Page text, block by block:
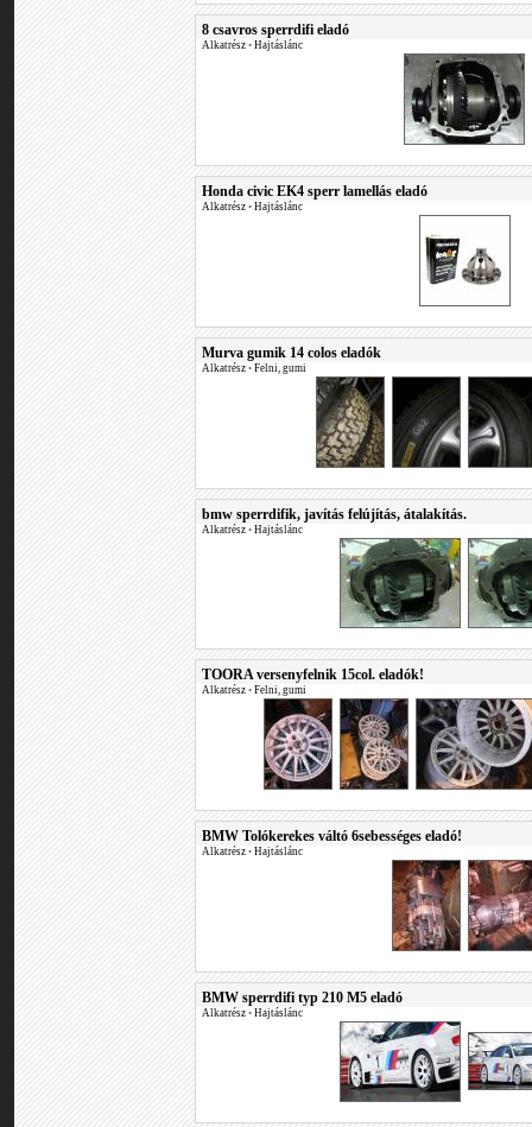
8 csavros sperrdifi eladó
Alkatrész • Hajtáslánc
Honda civic EK4 sperr lamellás eladó
Alkatrész • Hajtáslánc
Murva gumik 14 colos eladók
Alkatrész • Felni, gumi
bmw sperrdifik, javítás felújítás, átalakítás.
Alkatrész • Hajtáslánc
TOORA versenyfelnik 15col. eladók!
Alkatrész • Felni, gumi
BMW Tolókerekes váltó 6sebességes eladó!
Alkatrész • Hajtáslánc
BMW sperrdifi typ 210 M5 eladó
Alkatrész • Hajtáslánc